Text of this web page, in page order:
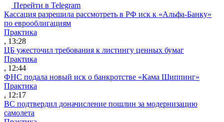
Перейти в Telegram
Кассация разрешила рассмотреть в РФ иск к «Альфа-Банку»
по еврооблигациям
Практика
, 13:28
ЦБ ужесточил требования к листингу ценных бумаг
Практика
, 12:44
ФНС подала новый иск о банкротстве «Кама Шиппинг»
Практика
, 12:17
ВС подтвердил доначисление пошлин за модернизацию
самолета